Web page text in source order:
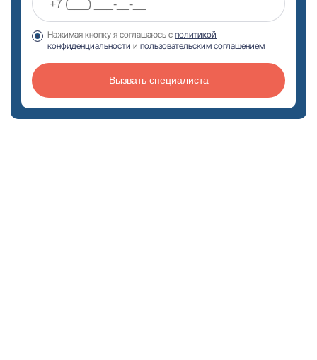
Нажимая кнопку я соглашаюсь с политикой
конфиденциальности и пользовательским соглашением
Вызвать специалиста